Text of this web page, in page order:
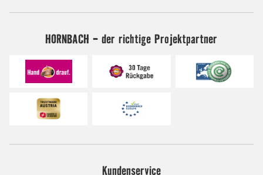
HORNBACH - der richtige Projektpartner
Kundenservice